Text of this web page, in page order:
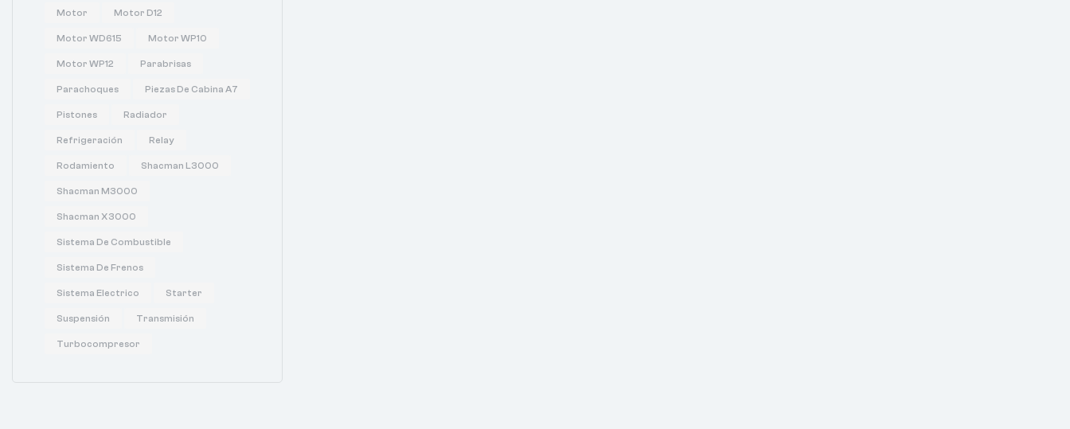
Motor Motor D12
Motor WD615 Motor WP10
Motor WP12 Parabrisas
Parachoques Piezas De Cabina A7
Pistones Radiador
Refrigeración Relay
Rodamiento Shacman L3000
Shacman M3000
Shacman X3000
Sistema De Combustible
Sistema De Frenos
Sistema Electrico Starter
Suspensión Transmisión
Turbocompresor